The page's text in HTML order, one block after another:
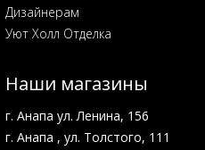
Дизайнерам
Уют Холл Отделка
Наши магазины
г. Анапа ул. Ленина, 156
г. Анапа , ул. Толстого, 111